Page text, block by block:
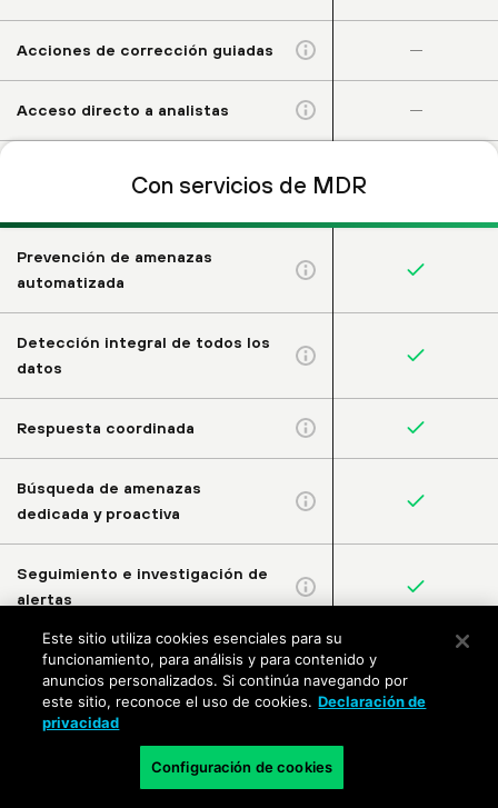
Acciones de corrección guiadas –
Acceso directo a analistas –
Con servicios de MDR
Prevención de amenazas
automatizada
Detección integral de todos los
datos
Respuesta coordinada
Búsqueda de amenazas
dedicada y proactiva
Seguimiento e investigación de
alertas
Acciones de corrección guiadas
Acceso directo a analistas
Este sitio utiliza cookies esenciales para su
funcionamiento, para análisis y para contenido y
anuncios personalizados. Si continúa navegando por
este sitio, reconoce el uso de cookies. Declaración de
privacidad
Configuración de cookies